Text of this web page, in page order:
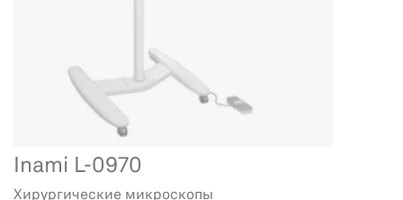
Inami L-0970
Хирургические микроскопы